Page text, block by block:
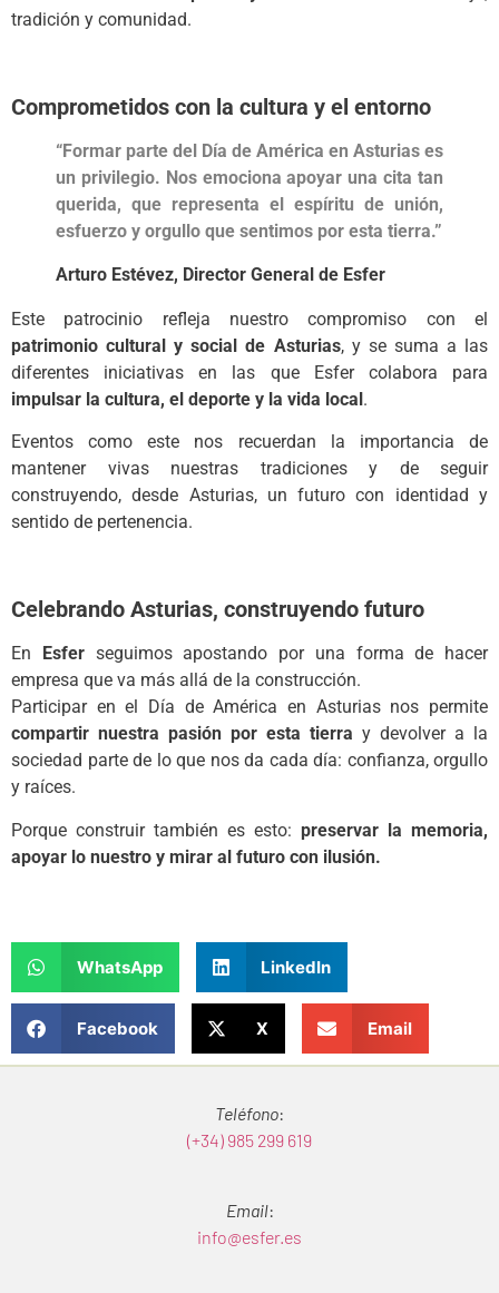
tradición y comunidad.
Comprometidos con la cultura y el entorno
“Formar parte del Día de América en Asturias es
un privilegio. Nos emociona apoyar una cita tan
querida, que representa el espíritu de unión,
esfuerzo y orgullo que sentimos por esta tierra.”
Arturo Estévez, Director General de Esfer
Este patrocinio refleja nuestro compromiso con el
patrimonio cultural y social de Asturias, y se suma a las
diferentes iniciativas en las que Esfer colabora para
impulsar la cultura, el deporte y la vida local.
Eventos como este nos recuerdan la importancia de
mantener vivas nuestras tradiciones y de seguir
construyendo, desde Asturias, un futuro con identidad y
sentido de pertenencia.
Celebrando Asturias, construyendo futuro
En Esferseguimos apostando por una forma de hacer
empresa que va más allá de la construcción.
Participar en el Día de América en Asturias nos permite
compartir nuestra pasión por esta tierra y devolver a la
sociedad parte de lo que nos da cada día: confianza, orgullo
y raíces.
Porque construir también es esto: preservar la memoria,
apoyar lo nuestro y mirar al futuro con ilusión.
WhatsApp LinkedIn
Facebook X Email
Teléfono:
(+34) 985 299 619
Email:
info@esfer.es